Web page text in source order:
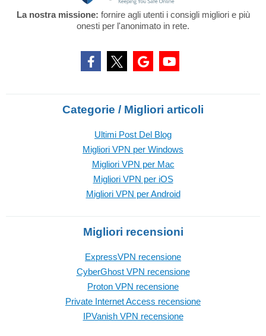
La nostra missione: fornire agli utenti i consigli migliori e più
onesti per l'anonimato in rete.
Categorie / Migliori articoli
Ultimi Post Del Blog
Migliori VPN per Windows
Migliori VPN per Mac
Migliori VPN per iOS
Migliori VPN per Android
Migliori recensioni
ExpressVPN recensione
CyberGhost VPN recensione
Proton VPN recensione
Private Internet Access recensione
IPVanish VPN recensione